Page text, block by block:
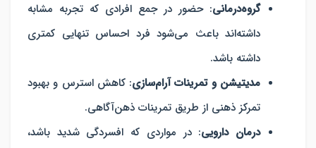
گروه‌درمانی: حضور در جمع افرادی که تجربه مشابه
داشته‌اند باعث می‌شود فرد احساس تنهایی کمتری
داشته باشد.
مدیتیشن و تمرینات آرام‌سازی: کاهش استرس و بهبود
تمرکز ذهنی از طریق تمرینات ذهن‌آگاهی.
درمان دارویی: در مواردی که افسردگی شدید باشد،